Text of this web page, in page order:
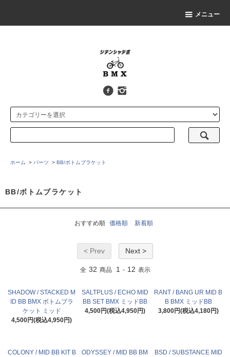
メニュー
ホーム > パーツ > BB/ボトムブラケット
BB/ボトムブラケット
おすすめ順 価格順 新着順
< Prev Next >
全 32 商品 1 - 12 表示
SHADOW / STACKED M
ID BB BMX ボトムブラ
ケット ミッド
4,500円(税込4,950円)
SALTPLUS / ECHO MID
BB SET BMX ミッドBB
4,500円(税込4,950円)
RANT / BANG UR MID B
B BMX ミッドBB
3,800円(税込4,180円)
COLONY / MID BB KIT B
ODYSSEY / MID BB BM
BSD / SUBSTANCE MID